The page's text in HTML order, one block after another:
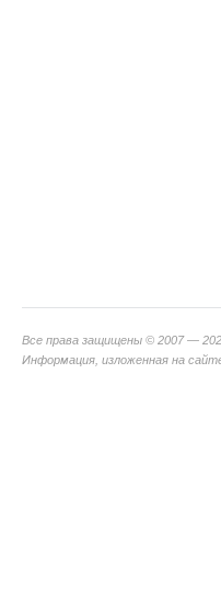
Все права защищены © 2007 —
Информация, изложенная на